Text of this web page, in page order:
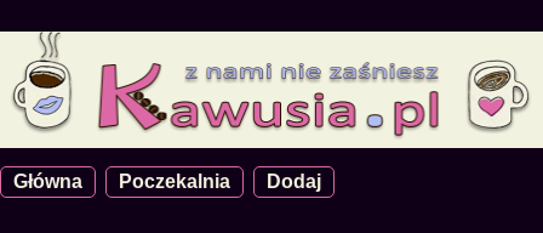
Główna Poczekalnia Dodaj